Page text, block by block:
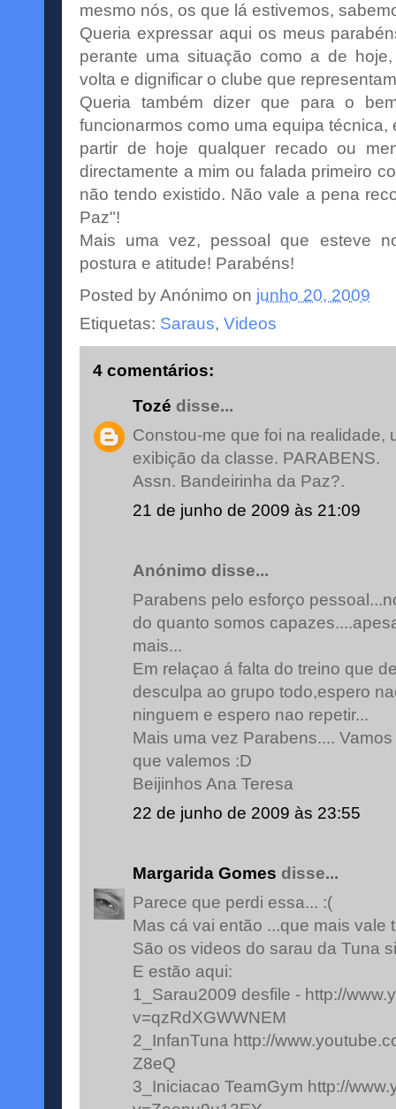
mesmo nós, os que lá estivemos,
Queria expressar aqui os meus
perante uma situação como a de
volta e dignificar o clube que
Queria também dizer que para o
funcionarmos como uma equipa
partir de hoje qualquer recado ou
directamente a mim ou falada primeiro
não tendo existido. Não vale a pena
Paz"!
Mais uma vez, pessoal que esteve
postura e atitude! Parabéns!
Posted byAnónimo on junho 20, 2009
Etiquetas: Saraus, Videos
4 comentários:
Tozé disse...
Constou-me que foi na realidade,
exibição da classe. PARABENS.
Assn. Bandeirinha da Paz?.
21 de junho de 2009 às 21:09
Anónimo disse...
Parabens pelo esforço
do quanto somos
mais...
Em relaçao á falta do treino que
desculpa ao grupo todo,espero
ninguem e espero nao repetir...
Mais uma vez Parabens....
que valemos :D
Beijinhos Ana Teresa
22 de junho de 2009 às 23:55
Margarida Gomes disse...
Parece que perdi essa... :(
Mas cá vai então ...que mais vale
São os videos do sarau da Tuna
E estão aqui:
1_Sarau2009 desfile - http://
v=qzRdXGWWNEM
2_InfanTuna http://
Z8eQ
3_Iniciacao TeamGym http://